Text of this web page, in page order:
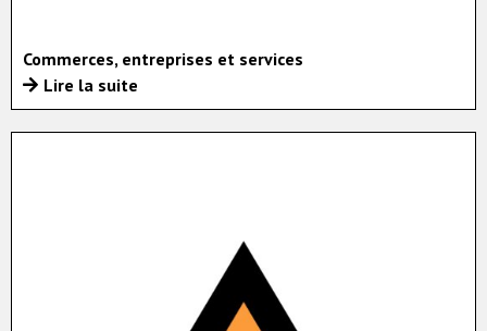
Commerces, entreprises et services
Lire la suite